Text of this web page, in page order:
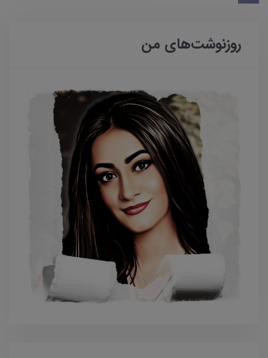
روزنوشت‌های من